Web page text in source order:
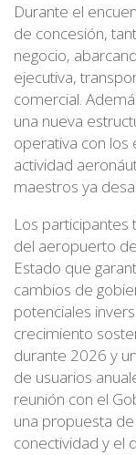
Durante el
de concesión,
negocio,
ejecutiva,
comercial.
una nueva
operativa con los
actividad
maestros ya
Los
del aeropuerto
Estado que
cambios de
potenciales
crecimiento
durante 2026 y
de usuarios
reunión con el
una propuesta
conectividad y el